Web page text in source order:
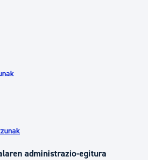
administrazio-egitura